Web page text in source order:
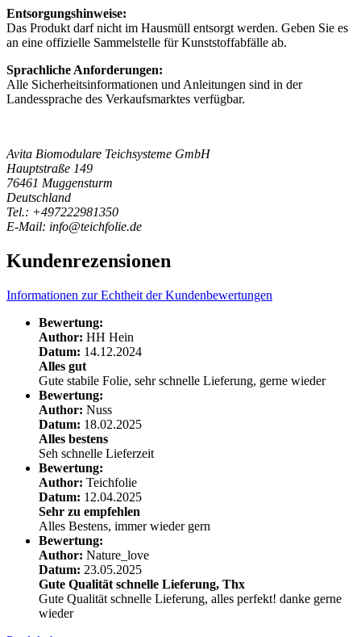
Entsorgungshinweise:
Das Produkt darf nicht im Hausmüll entsorgt werden. Geben Sie es
an eine offizielle Sammelstelle für Kunststoffabfälle ab.
Sprachliche Anforderungen:
Alle Sicherheitsinformationen und Anleitungen sind in der
Landessprache des Verkaufsmarktes verfügbar.
Avita Biomodulare Teichsysteme GmbH
Hauptstraße 149
76461 Muggensturm
Deutschland
Tel.: +497222981350
E-Mail: info@teichfolie.de
Kundenrezensionen
Informationen zur Echtheit der Kundenbewertungen
Bewertung:
Author: HH Hein
Datum: 14.12.2024
Alles gut
Gute stabile Folie, sehr schnelle Lieferung, gerne wieder
Bewertung:
Author: Nuss
Datum: 18.02.2025
Alles bestens
Seh schnelle Lieferzeit
Bewertung:
Author: Teichfolie
Datum: 12.04.2025
Sehr zu empfehlen
Alles Bestens, immer wieder gern
Bewertung:
Author: Nature_love
Datum: 23.05.2025
Gute Qualität schnelle Lieferung, Thx
Gute Qualität schnelle Lieferung, alles perfekt! danke gerne
wieder